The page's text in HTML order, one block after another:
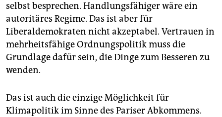
selbst besprechen. Handlungsfähiger wäre ein
autoritäres Regime. Das ist aber für
Liberaldemokraten nicht akzeptabel. Vertrauen in
mehrheitsfähige Ordnungspolitik muss die
Grundlage dafür sein, die Dinge zum Besseren zu
wenden.
Das ist auch die einzige Möglichkeit für
Klimapolitik im Sinne des Pariser Abkommens.